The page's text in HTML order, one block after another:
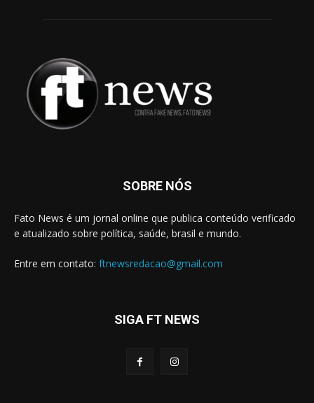
SOBRE NÓS
Fato News é um jornal online que publica conteúdo verificado
e atualizado sobre política, saúde, brasil e mundo.
Entre em contato: ftnewsredacao@gmail.com
SIGA FT NEWS